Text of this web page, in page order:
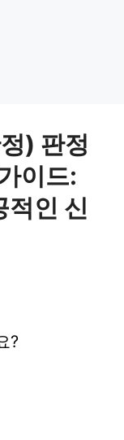
) 판정
이드:
적인 신
?